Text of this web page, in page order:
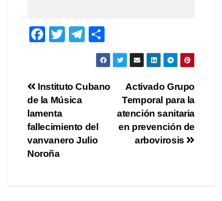
F
e
b
o
o
k
T
er
T
el
gr
o
m
p
tir
Navegación
de
entradas
Activado Grupo
Temporal para la
atención sanitaria
en prevención de
arbovirosis
Instituto Cubano
de la Música
lamenta
fallecimiento del
vanvanero Julio
Noroña